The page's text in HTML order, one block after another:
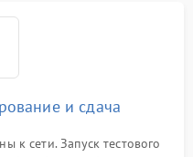
и сдача
к сети. Запуск тестового